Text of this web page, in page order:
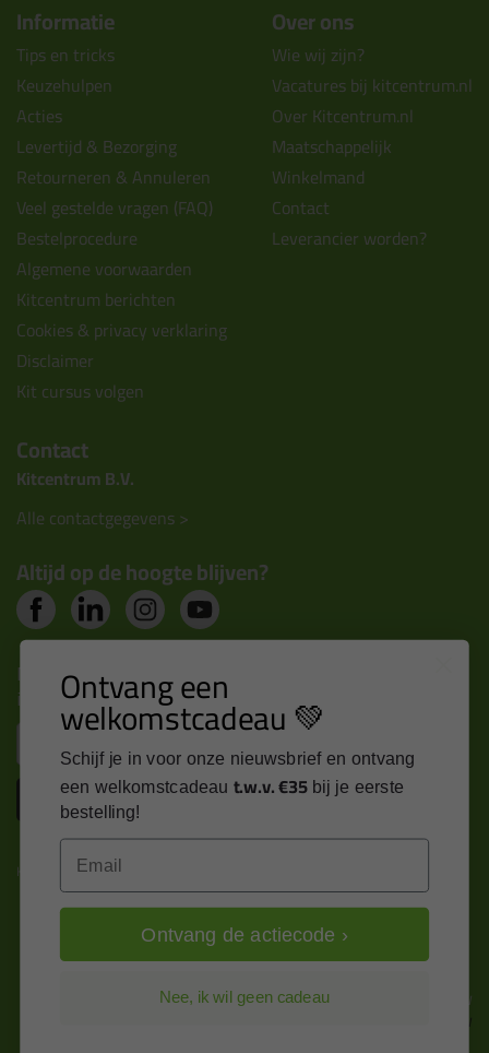
Informatie
Tips en tricks
Keuzehulpen
Acties
Levertijd & Bezorging
Retourneren & Annuleren
Veel gestelde vragen (FAQ)
Bestelprocedure
Algemene voorwaarden
Kitcentrum berichten
Cookies & privacy verklaring
Disclaimer
Kit cursus volgen
Over ons
Wie wij zijn?
Vacatures bij kitcentrum.nl
Over Kitcentrum.nl
Maatschappelijk
Winkelmand
Contact
Leverancier worden?
Contact
Kitcentrum B.V.
Alle contactgegevens >
Altijd op de hoogte blijven?
Nieuws, tips en exclusieve deals rechtstreeks in je
inbox
Inschrijven
Kitcentrum is trots op:
Alle prijzen zijn in EURO en excl. 21% BTW
wijzig naar incl. BTW
Ontvang een
welkomstcadeau 💚
Schijf je in voor onze nieuwsbrief en ontvang
een welkomstcadeau t.w.v. €35 bij je eerste
bestelling!
Email
Ontvang de actiecode ›
Nee, ik wil geen cadeau